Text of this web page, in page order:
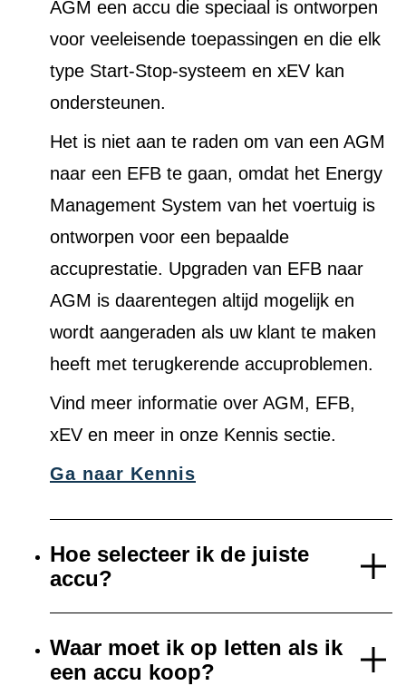
AGM een accu die speciaal is ontworpen
voor veeleisende toepassingen en die elk
type Start-Stop-systeem en xEV kan
ondersteunen.
Het is niet aan te raden om van een AGM
naar een EFB te gaan, omdat het Energy
Management System van het voertuig is
ontworpen voor een bepaalde
accuprestatie. Upgraden van EFB naar
AGM is daarentegen altijd mogelijk en
wordt aangeraden als uw klant te maken
heeft met terugkerende accuproblemen.
Vind meer informatie over AGM, EFB,
xEV en meer in onze Kennis sectie.
Ga naar Kennis
Hoe selecteer ik de juiste
accu?
Waar moet ik op letten als ik
een accu koop?